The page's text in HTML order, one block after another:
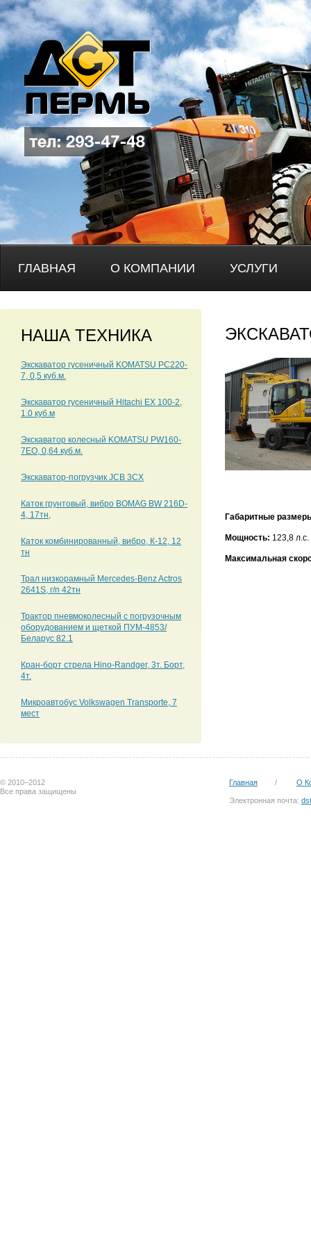
ГЛАВНАЯ О КОМПАНИИ УСЛУГИ
НАША ТЕХНИКА
Экскаватор гусеничный KOMATSU PC220-
7, 0,5 куб.м.
Экскаватор гусеничный Hitachi EX 100-2,
1.0 куб.м
Экскаватор колесный KOMATSU PW160-
7EO, 0,64 куб.м.
Экскаватор-погрузчик JCB 3CX
Каток грунтовый, вибро BOMAG BW 216D-
4, 17тн,
Каток комбинированный, вибро, К-12, 12
тн
Трал низкорамный Mercedes-Benz Actros
2641S, г/п 42тн
Трактор пневмоколесный с погрузочным
оборудованием и щеткой ПУМ-4853/
Беларус 82.1
Кран-борт стрела Hino-Randger, 3т. Борт,
4т.
Микроавтобус Volkswagen Transporte, 7
мест
Габаритные
Мощность: 123,8 л.с.
Максимальная
© 2010–2012
Все права защищены
Главная / О
Электронная почта: